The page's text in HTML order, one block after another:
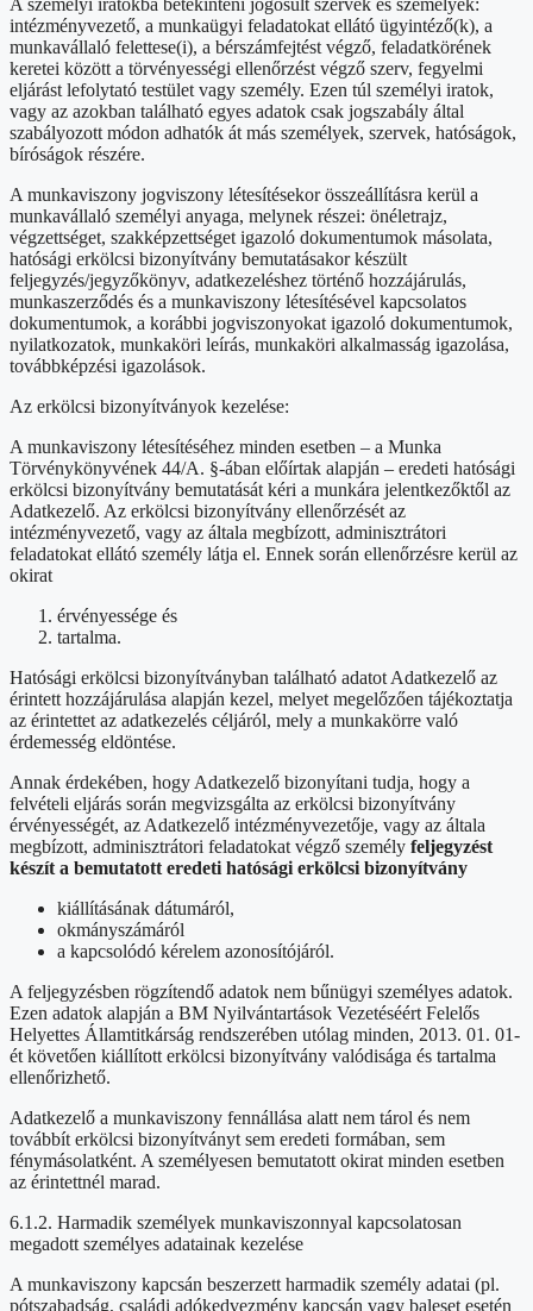
intézményvezető, a munkaügyi feladatokat ellátó ügyintéző(k), a
munkavállaló felettese(i), a bérszámfejtést végző, feladatkörének
keretei között a törvényességi ellenőrzést végző szerv, fegyelmi
eljárást lefolytató testület vagy személy. Ezen túl személyi iratok,
vagy az azokban található egyes adatok csak jogszabály által
szabályozott módon adhatók át más személyek, szervek, hatóságok,
bíróságok részére.
A munkaviszony jogviszony létesítésekor összeállításra kerül a
munkavállaló személyi anyaga, melynek részei: önéletrajz,
végzettséget, szakképzettséget igazoló dokumentumok másolata,
hatósági erkölcsi bizonyítvány bemutatásakor készült
feljegyzés/jegyzőkönyv, adatkezeléshez történő hozzájárulás,
munkaszerződés és a munkaviszony létesítésével kapcsolatos
dokumentumok, a korábbi jogviszonyokat igazoló dokumentumok,
nyilatkozatok, munkaköri leírás, munkaköri alkalmasság igazolása,
továbbképzési igazolások.
Az erkölcsi bizonyítványok kezelése:
A munkaviszony létesítéséhez minden esetben – a Munka
Törvénykönyvének 44/A. §-ában előírtak alapján – eredeti hatósági
erkölcsi bizonyítvány bemutatását kéri a munkára jelentkezőktől az
Adatkezelő. Az erkölcsi bizonyítvány ellenőrzését az
intézményvezető, vagy az általa megbízott, adminisztrátori
feladatokat ellátó személy látja el. Ennek során ellenőrzésre kerül az
okirat
érvényessége és
tartalma.
Hatósági erkölcsi bizonyítványban található adatot Adatkezelő az
érintett hozzájárulása alapján kezel, melyet megelőzően tájékoztatja
az érintettet az adatkezelés céljáról, mely a munkakörre való
érdemesség eldöntése.
Annak érdekében, hogy Adatkezelő bizonyítani tudja, hogy a
felvételi eljárás során megvizsgálta az erkölcsi bizonyítvány
érvényességét, az Adatkezelő intézményvezetője, vagy az általa
megbízott, adminisztrátori feladatokat végző személy feljegyzést
készít a bemutatott eredeti hatósági erkölcsi bizonyítvány
kiállításának dátumáról,
okmányszámáról
a kapcsolódó kérelem azonosítójáról.
A feljegyzésben rögzítendő adatok nem bűnügyi személyes adatok.
Ezen adatok alapján a BM Nyilvántartások Vezetéséért Felelős
Helyettes Államtitkárság rendszerében utólag minden, 2013. 01. 01-
ét követően kiállított erkölcsi bizonyítvány valódisága és tartalma
ellenőrizhető.
Adatkezelő a munkaviszony fennállása alatt nem tárol és nem
továbbít erkölcsi bizonyítványt sem eredeti formában, sem
fénymásolatként. A személyesen bemutatott okirat minden esetben
az érintettnél marad.
6.1.2. Harmadik személyek munkaviszonnyal kapcsolatosan
megadott személyes adatainak kezelése
A munkaviszony kapcsán beszerzett harmadik személy adatai (pl.
pótszabadság, családi adókedvezmény kapcsán vagy baleset esetén